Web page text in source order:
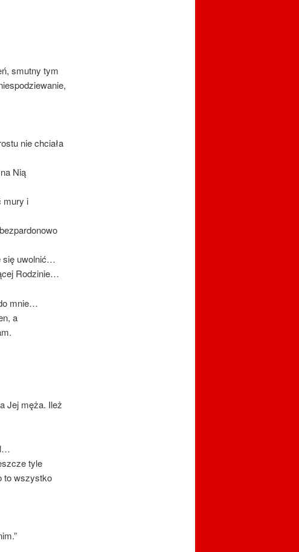
smutny tym
nie chciała
Nią
mury i
się uwolnić…
Rodzinie…
mnie…
a
Jej męża. Ileż
tyle
to wszystko